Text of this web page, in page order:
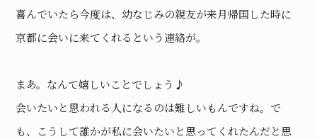
喜んでいたら今度は、幼なじみの親友が来月帰国した時に
京都に会いに来てくれるという連絡が。
まあ。なんて嬉しいことでしょう♪
会いたいと思われる人になるのは難しいもんですね。で
も、こうして誰かが私に会いたいと思ってくれたんだと思